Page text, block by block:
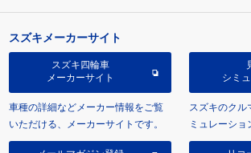
スズキメーカーサイト
スズキ四輪車
メーカーサイト
車種の詳細などメーカー情報をご覧
いただける、メーカーサイトです。
シミ
スズキのクル
ミュレーショ